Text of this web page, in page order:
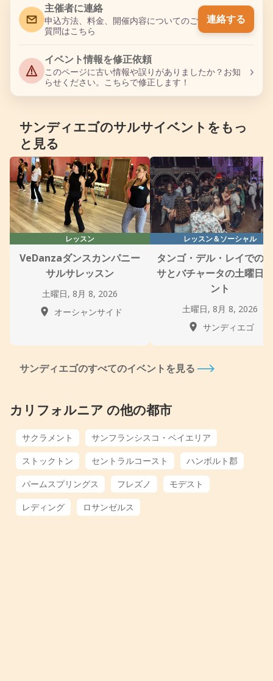
主催者に連絡
申込方法、料金、開催内容についてのご
質問はこちら
連絡する
イベント情報を修正依頼
このページに古い情報や誤りがありましたか？お知
らせください。こちらで修正します！
›
サンディエゴのサルサイベントをもっ
と見る
レッスン
VeDanzaダンスカンパニー
サルサレッスン
土曜日, 8月 8, 2026
オーシャンサイド
レッスン＆ソーシャル
タンゴ・デル・レイでの
サとバチャータの土曜日
ント
土曜日, 8月 8, 2026
サンディエゴ
サンディエゴのすべてのイベントを見る
カリフォルニア の他の都市
サクラメント
サンフランシスコ・ベイエリア
ストックトン
セントラルコースト
ハンボルト郡
パームスプリングス
フレズノ
モデスト
レディング
ロサンゼルス